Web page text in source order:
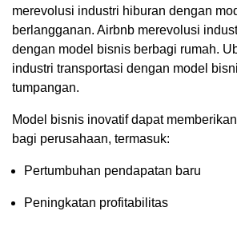
merevolusi industri hiburan dengan
berlangganan. Airbnb merevolusi
dengan model bisnis berbagi rumah.
industri transportasi dengan model
tumpangan.
Model bisnis inovatif dapat
bagi perusahaan, termasuk:
Pertumbuhan pendapatan baru
Peningkatan profitabilitas